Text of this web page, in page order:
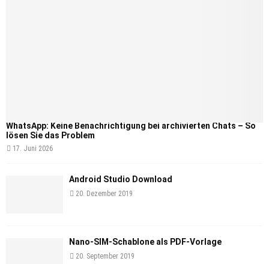
WhatsApp: Keine Benachrichtigung bei archivierten Chats – So
lösen Sie das Problem
17. Juni 2026
Android Studio Download
20. Dezember 2019
Nano-SIM-Schablone als PDF-Vorlage
20. September 2019